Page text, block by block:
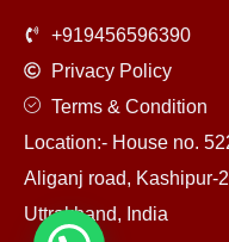
m
o
k
-
e
+919456596390
Privacy Policy
Terms & Condition
Location:- House no.
Aliganj road, Kashipur-
Uttrakhand, India